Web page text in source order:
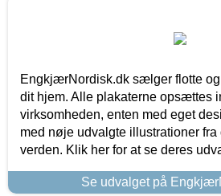
EngkjærNordisk.dk sælger flotte og
dit hjem. Alle plakaterne opsættes
virksomheden, enten med eget
med nøje udvalgte illustrationer fra
verden. Klik her for at se deres
Se udvalget på